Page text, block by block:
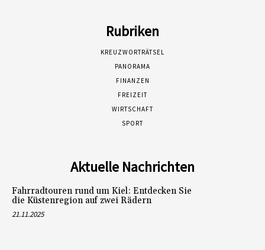
Rubriken
KREUZWORTRÄTSEL
PANORAMA
FINANZEN
FREIZEIT
WIRTSCHAFT
SPORT
Aktuelle Nachrichten
Fahrradtouren rund um Kiel: Entdecken Sie
die Küstenregion auf zwei Rädern
21.11.2025